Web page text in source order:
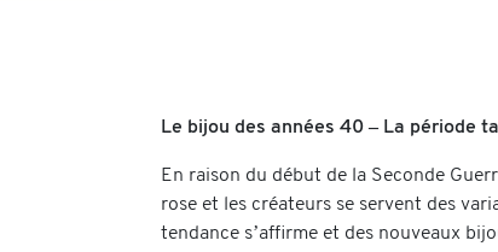
Le bijou des années 40 – La période
En raison du début de la Seconde
rose et les créateurs se servent des
tendance s’affirme et des nouveaux